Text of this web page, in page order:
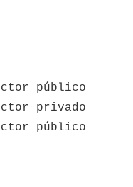
público
privado
público